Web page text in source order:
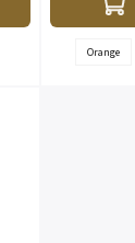
Orange